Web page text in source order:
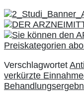
Verschlagwortet
verkürzte